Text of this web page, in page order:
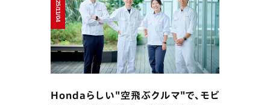
Hondaらしい"空飛ぶクルマ"で、モビ